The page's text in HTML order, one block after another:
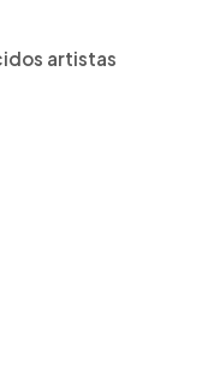
artistas